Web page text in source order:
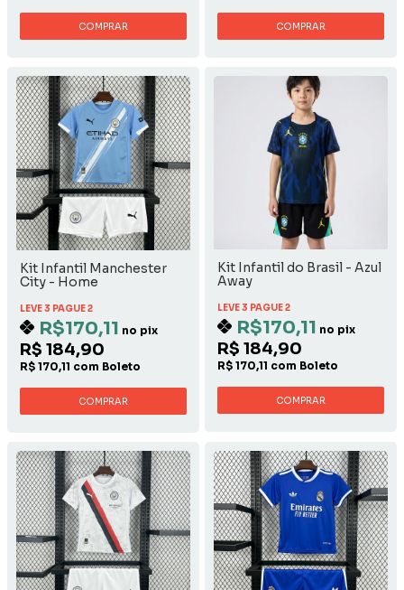
COMPRAR COMPRAR
Kit Infantil Manchester
City - Home
LEVE 3 PAGUE 2
R$170,11 no pix
R$ 184,90
R$ 170,11 com Boleto
COMPRAR
Kit Infantil do Brasil - Azul
Away
LEVE 3 PAGUE 2
R$170,11 no pix
R$ 184,90
R$ 170,11 com Boleto
COMPRAR